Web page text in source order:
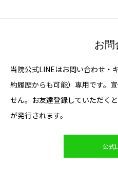
お問
当院公式LINEはお問い合わせ・
約履歴からも可能）専用です。
せん。お友達登録していただく
が発行されます。
公式